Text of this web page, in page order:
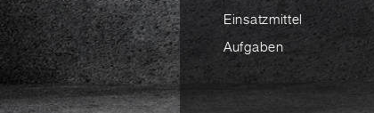
Einsatzmittel
Aufgaben